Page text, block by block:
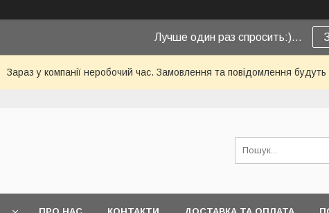
Лучше один раз спросить:)...
Зараз у компанії неробочий час. Замовлення та повідомлення